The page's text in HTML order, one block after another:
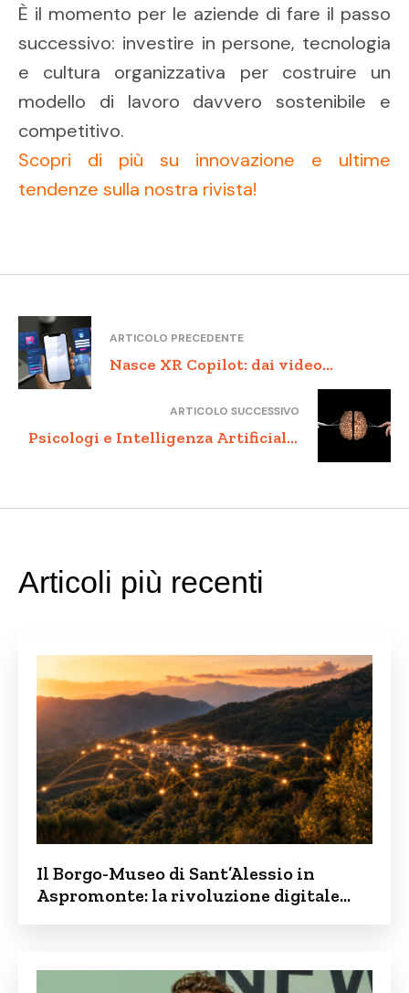
È il momento per le aziende di fare il passo
successivo: investire in persone, tecnologia
e cultura organizzativa per costruire un
modello di lavoro davvero sostenibile e
competitivo.
Scopri di più su innovazione e ultime
tendenze sulla nostra rivista!
ARTICOLO PRECEDENTE
Nasce XR Copilot: dai video
intelligenti ai dati che pensano in
autonomiaARTICOLO SUCCESSIVO
Psicologi e Intelligenza Artificiale:
Articoli più recenti
Il Borgo-Museo di Sant’Alessio in
Aspromonte: la rivoluzione digitale